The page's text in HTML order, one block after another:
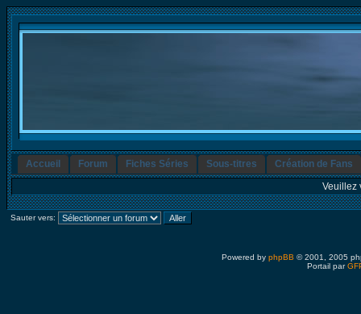
Accueil Forum Fiches Séries Sous-titres
Création de Fans
Veuillez
Sauter vers:
Powered by phpBB © 2001, 2005
Portail par